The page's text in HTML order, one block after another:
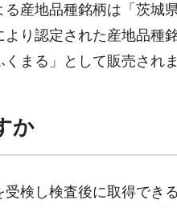
産地品種銘柄は「茨城
り認定された産地品種
まる」として販売されま
か
検し検査後に取得でき